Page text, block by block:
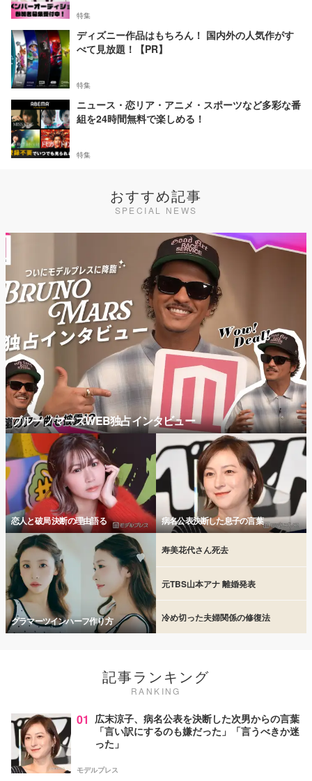
特集
ディズニー作品はもちろん！ 国内外の人気作がす
べて見放題！【PR】
特集
ニュース・恋リア・アニメ・スポーツなど多彩な番
組を24時間無料で楽しめる！
特集
おすすめ記事
SPECIAL NEWS
ブルーノマーズWEB独占インタビュー
恋人と破局 決断の理由語る 病名公表決断した息子の言葉
グラマーツインハーフ作り方
寿美花代さん死去
元TBS山本アナ 離婚発表
冷め切った夫婦関係の修復法
記事ランキング
RANKING
01 広末涼子、病名公表を決断した次男からの言葉
「言い訳にするのも嫌だった」「言うべきか迷
った」
モデルプレス